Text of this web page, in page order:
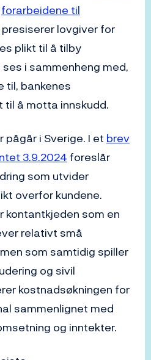
forarbeidene til
presiserer lovgiver for
plikt til å tilby
i sammenheng med,
til, bankenes
å motta innskudd.
pågår i Sverige. I et brev
3.9.2024 foreslår
som utvider
overfor kundene.
kontantkjeden som en
relativt små
som samtidig spiller
og sivil
kostnadsøkningen for
sammenlignet med
og inntekter.